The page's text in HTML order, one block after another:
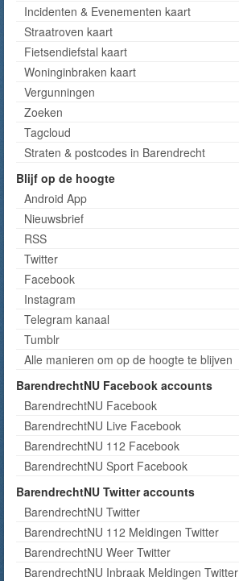
Incidenten & Evenementen kaart
Straatroven kaart
Fietsendiefstal kaart
Woninginbraken kaart
Vergunningen
Zoeken
Tagcloud
Straten & postcodes in Barendrecht
Blijf op de hoogte
Android App
Nieuwsbrief
RSS
Twitter
Facebook
Instagram
Telegram kanaal
Tumblr
Alle manieren om op de hoogte te blijven
BarendrechtNU Facebook accounts
BarendrechtNU Facebook
BarendrechtNU Live Facebook
BarendrechtNU 112 Facebook
BarendrechtNU Sport Facebook
BarendrechtNU Twitter accounts
BarendrechtNU Twitter
BarendrechtNU 112 Meldingen Twitter
BarendrechtNU Weer Twitter
BarendrechtNU Inbraak Meldingen Twitter